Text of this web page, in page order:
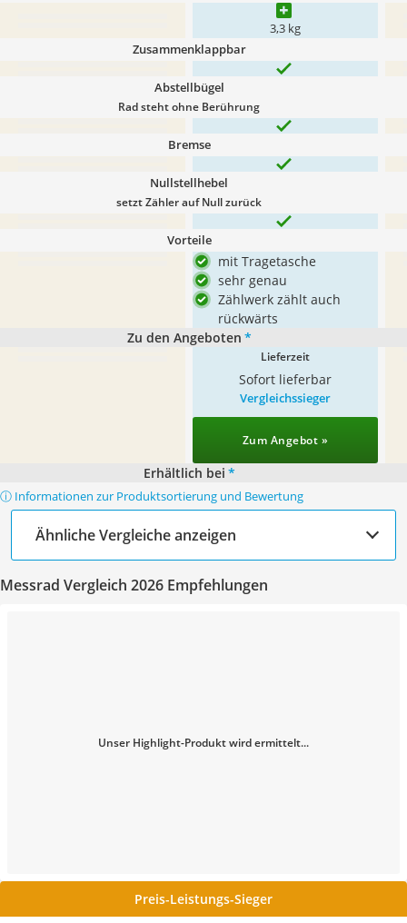
3,3 kg
Zusammenklappbar
Abstellbügel
Rad steht ohne Berührung
Bremse
Nullstellhebel
setzt Zähler auf Null zurück
Vorteile
mit Tragetasche
sehr genau
Zählwerk zählt auch
rückwärts
Zu den Angeboten *
Lieferzeit
Sofort lieferbar
Vergleichssieger
Zum Angebot »
Erhältlich bei *
ⓘ Informationen zur Produktsortierung und Bewertung
Ähnliche Vergleiche anzeigen
Messrad Vergleich 2026 Empfehlungen
Unser Highlight-Produkt wird ermittelt...
Preis-Leistungs-Sieger